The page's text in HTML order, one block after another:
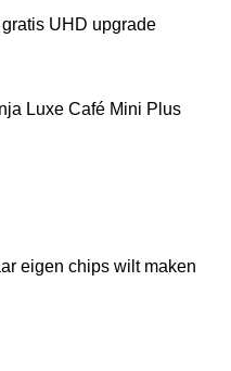
UHD upgrade
Luxe Café Mini Plus
eigen chips wilt maken